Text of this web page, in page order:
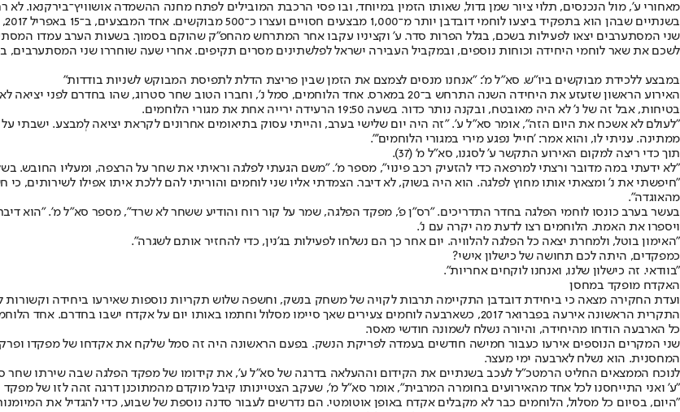
מאחורי ע', מול הנכנסים, תלוי ציור שמן גדול, שאותו הזמין במיוחד, ובו פסי הרכבת המובילים לפתח מחנה ההשמדה אושוויץ־בירקנאו.
בשנתיים שבהן הוא בתפקיד ביצעו לוחמי דובדבן יותר מ־1,000 מבצעים חסויים ועצרו כ־500 מבוקשים. אחד המבצעים, ב־15 באפריל 2017, יכול היה להסתיים באסון, כשנחשפה זהותם של שני מסתערבים.
שני המסתערבים יצאו לפעילות בשכם, בגלל הפרות סדר. ע' וקציניו עקבו אחר המתרחש מהחפ"ק שהוקם בסמוך. בשעות הערב עמדו
לשכם את שאר לוחמי היחידה וכוחות נוספים, ובמקביל העבירה ישראל לפלשתינים מסרים תקיפים. אחרי שעה שוחררו שני המסתערבים,
במבצע ללכידת מבוקשים ביו"ש. סא"ל מ': "אנחנו מנסים לצמצם את הזמן שבין פריצת הדלת לתפיסת המבוקש לשניות בודדות"
האירוע הראשון שזעזע את היחידה השנה התרחש ב־20 במארס. אחד הלוחמים, סמל נ', וחברו הטוב שחר
בטיחות, אבל זה של נ' לא היה מאובטח, ובקנה נותר כדור. בשעה 19:50 הרעידה ירייה אחת את מגורי הלוחמים.
"לעולם לא אשכח את היום הזה", אומר סא"ל ע'. "זה היה יום שלישי בערב, והייתי עסוק בתיאומים אחרונים לקראת יציאה לְמבצע. ישבתי
ממתינה. עניתי לו, והוא אמר: 'חייל נפגע מירי במגורי הלוחמים'".
תוך כדי ריצה למקום האירוע התקשר ע' לסגנו, סא"ל מ' (37).
"לא ידעתי במה מדובר ורצתי למרפאה כדי להזעיק רכב פינוי", מספר מ'. "משם הגעתי לפלגה וראיתי את שחר על הרצפה, ומעליו החובש.
"חיפשתי את נ' ומצאתי אותו מחוץ לפלגה. הוא היה בשוק, לא דיבר. הצמדתי אליו שני לוחמים והוריתי להם ללכת איתו אפילו
מהאוגדה".
בעשר בערב כונסו לוחמי הפלגה בחדר התדריכים. "רס"ן פ', מפקד הפלגה, שמר על קור רוח והודיע ששחר לא שרד", מספר סא"ל מ'. "הוא
ויספרו את האמת. הלוחמים רצו לדעת מה יקרה עם נ'.
"האימון בוטל, ולמחרת יצאה כל הפלגה להלוויה. יום אחר כך הם נשלחו לפעילות בג'נין, כדי להחזיר אותם לשגרה".
כמפקדים, היתה לכם תחושה של כישלון אישי?
"בוודאי. זה כישלון שלנו, ואנחנו לוקחים אחריות".
האקדח מופקד במחסן
ועדת החקירה מצאה כי ביחידת דובדבן התקיימה תרבות לקויה של משחק בנשק, וחשפה שלוש תקריות נוספות שאירעו ביחידה וקשורות
התקרית הראשונה אירעה בפברואר 2017, כשארבעה לוחמים צעירים שאך סיימו מסלול וחתמו באותו יום על אקדח
כל הארבעה הודחו מהיחידה, והיורה נשלח לשמונה חודשי מאסר.
שני המקרים הנוספים אירעו כעבור חמישה חודשים בעמדה לפריקת הנשק. בפעם הראשונה היה זה סמל שלקח את אקדחו של מפקדו
המחסנית. הוא נשלח לארבעה ימי מעצר.
לנוכח הממצאים החליט הרמטכ"ל לעכב בשנתיים את הקידום וההעלאה בדרגה של סא"ל ע', את קידומו של מפקד הפלגה שבה שירתו שחר
"ע' ואני התייחסנו לכל אחד מהאירועים בחומרה המרבית", אומר סא"ל מ', שעקב הצטיינותו קיבל מוקדם מהמתוכנן דרגה זהה לזו של
"היום, בסיום כל מסלול, הלוחמים כבר לא מקבלים אקדח באופן אוטומטי. הם נדרשים לעבור סדנה נוספת של שבוע, כדי להגדיל את